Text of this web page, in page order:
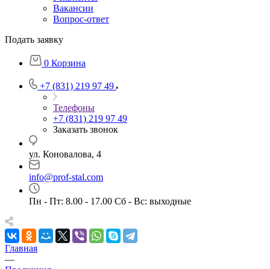
Вакансии
Вопрос-ответ
Подать заявку
0 Корзина
+7 (831) 219 97 49
Телефоны
+7 (831) 219 97 49
Заказать звонок
ул. Коновалова, 4
info@prof-stal.com
Пн - Пт: 8.00 - 17.00 Сб - Вс: выходные
Главная
—